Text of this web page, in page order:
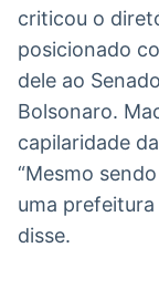
criticou o
posicionado
dele ao
Bolsonaro.
capilaridade
“Mesmo
uma prefeitura
disse.